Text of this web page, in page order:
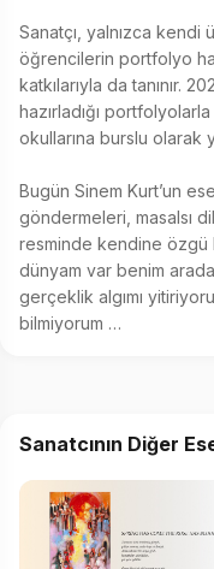
Sanatçı, yalnızca
öğrencilerin portfolyo
katkılarıyla da tanınır.
hazırladığı
okullarına burslu olarak
Bugün Sinem Kurt’un
göndermeleri, masalsı
resminde kendine özgü
dünyam var benim
gerçeklik algımı
bilmiyorum …
Sanatcının Diğer